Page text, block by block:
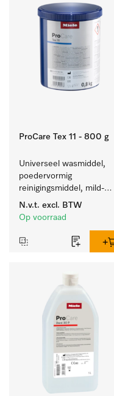
ProCare Tex 11 - 800 g
Universeel wasmiddel,
poedervormig
reinigingsmiddel, mild-
alkalisch, 800 kg voor het
reinigen van wit wasgoed
N.v.t. excl. BTW
Op voorraad